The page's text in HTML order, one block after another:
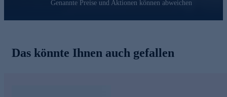
Genannte Preise und Aktionen können abweichen
Das könnte Ihnen auch gefallen